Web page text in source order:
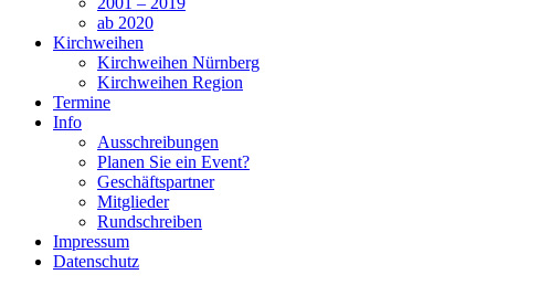
ab 2020
Kirchweihen
Kirchweihen Nürnberg
Kirchweihen Region
Termine
Info
Ausschreibungen
Planen Sie ein Event?
Geschäftspartner
Mitglieder
Rundschreiben
Impressum
Datenschutz